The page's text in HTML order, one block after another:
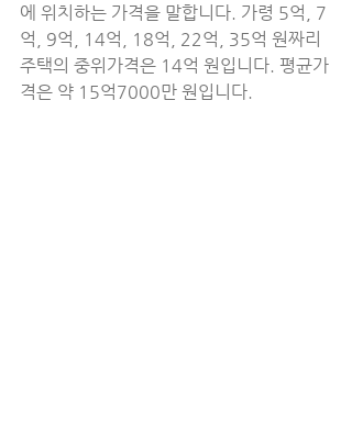
에 위치하는 가격을 말합니다. 가령 5억, 7
억, 9억, 14억, 18억, 22억, 35억 원짜리
주택의 중위가격은 14억 원입니다. 평균가
격은 약 15억7000만 원입니다.